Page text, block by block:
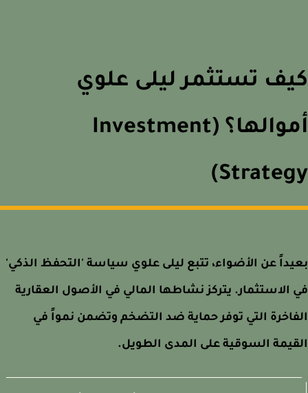
تستثمر ليلى علوي
أموالها؟ (Investment
عن الأضواء، تتبع ليلى علوي سياسة 'التحفظ الذكي'
الاستثمار. يتركز نشاطها المالي في الأصول العقارية
التي توفر حماية ضد التضخم وتضمن نمواً في
السوقية على المدى الطويل.